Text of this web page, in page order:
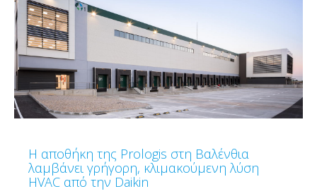
Η αποθήκη της Prologis στη Βαλένθια
λαμβάνει γρήγορη, κλιμακούμενη λύση
HVAC από την Daikin